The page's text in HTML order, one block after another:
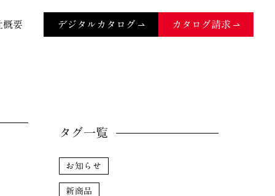
概要 デジタルカタログ カタログ請求
タグ一覧
お知らせ
新商品